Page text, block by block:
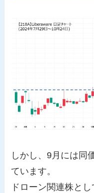
しかし、9月には同
ています。
ドローン関連株と